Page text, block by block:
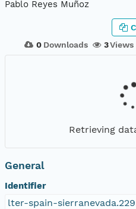
Pablo Reyes Muñoz
0 Downloads 3Views
Retrieving
General
Identifier
lter-spain-